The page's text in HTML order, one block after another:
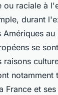
ou raciale à
durant
au
se
notamment
France et